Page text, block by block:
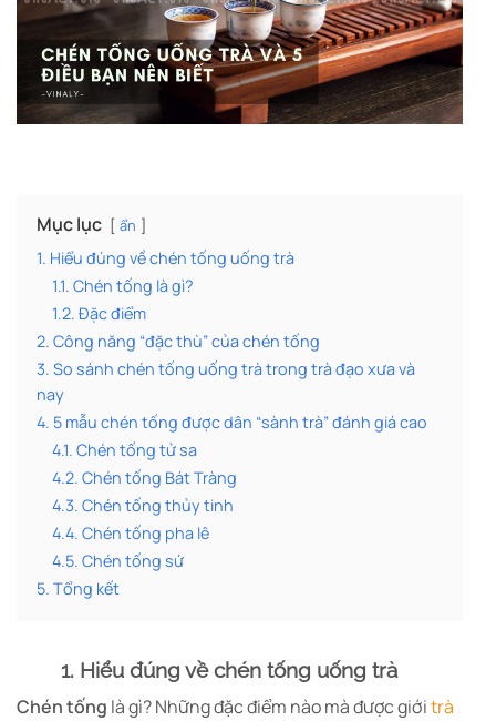
Mục lục ẩn
1. Hiểu đúng về chén tống uống trà
1.1. Chén tống là gì?
1.2. Đặc điểm
2. Công năng “đặc thù” của chén tống
3. So sánh chén tống uống trà trong trà đạo xưa và
nay
4. 5 mẫu chén tống được dân “sành trà” đánh giá cao
4.1. Chén tống tử sa
4.2. Chén tống Bát Tràng
4.3. Chén tống thủy tinh
4.4. Chén tống pha lê
4.5. Chén tống sứ
5. Tổng kết
1. Hiểu đúng về chén tống uống trà
Chén tống là gì? Những đặc điểm nào mà được giớitrà